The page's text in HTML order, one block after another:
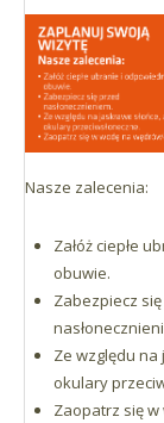
Nasze zalecenia:
Załóż ciepłe
obuwie.
Zabezpiecz
Ze względu na
okulary
Zaopatrz się